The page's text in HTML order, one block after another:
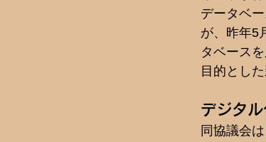
データベ
が、昨年5
タベース
目的とし
デジタ
同協議会